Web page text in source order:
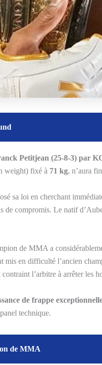
Petitjean (25-8-3) par
weight) fixé à 71 kg, n’aura
sa loi en cherchant
de compromis. Le natif
de MMA a
mis en difficulté l’ancien
l’arbitre à arrêter les
de frappe
technique.
de MMA